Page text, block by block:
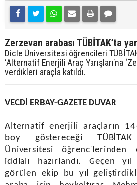
Zerzevan arabası TÜBİTAK’ta
Dicle Üniversitesi öğrencileri
‘Alternatif Enerjili Araç Yarışları’na
verdikleri araçla katıldı.
VECDİ ERBAY-GAZETE DUVAR
Alternatif enerjili araçların
boy göstereceği
Üniversitesi
iddialı hazırlandı. Geçen
görülen ekip bu yıl